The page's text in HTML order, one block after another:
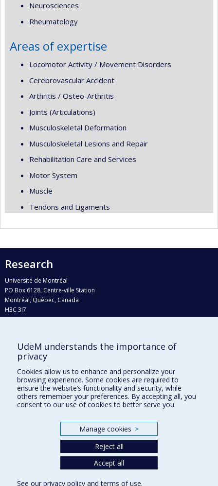
Neurosciences
Rheumatology
Areas of expertise
Locomotor Activity / Movement Disorders
Cerebrovascular Accident
Arthritis / Osteo-Arthritis
Joints (Articulations)
Musculoskeletal Deformation
Musculoskeletal Lesions and Repair
Rehabilitation Care and Services
Motor System
Muscle
Tendons and Ligaments
Research
Université de Montréal
PO Box 6128, Centre-ville Station
Montréal, Québec, Canada
H3C 3J7
Who does what?
Find us
Site map
Accessibility
UdeM understands the importance of
privacy
Cookies allow us to enhance and personalize your
browsing experience. Some cookies are required to
ensure the website’s functionality and security, while
others remember your preferences. By accepting all, you
consent to our use of cookies to better serve you.
Manage cookies >
Reject all
Accept all
See our privacy policy andterms of use.